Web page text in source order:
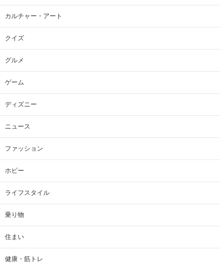
カルチャー・アート
クイズ
グルメ
ゲーム
ディズニー
ニュース
ファッション
ホビー
ライフスタイル
乗り物
住まい
健康・筋トレ